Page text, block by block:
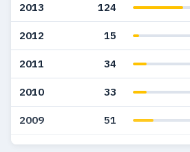
2013 124
2012 15
2011 34
2010 33
2009 51
2008 82